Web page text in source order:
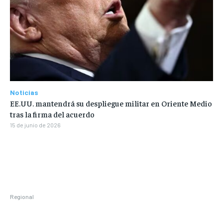
Regional
Noticias
EE.UU. mantendrá su despliegue militar en Oriente Medio
tras la firma del acuerdo
15 de junio de 2026